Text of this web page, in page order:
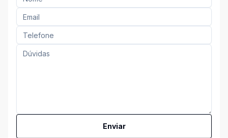
Enviar